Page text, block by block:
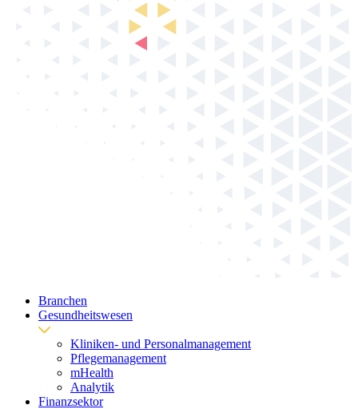
Branchen
Gesundheitswesen
Kliniken- und Personalmanagement
Pflegemanagement
mHealth
Analytik
Finanzsektor